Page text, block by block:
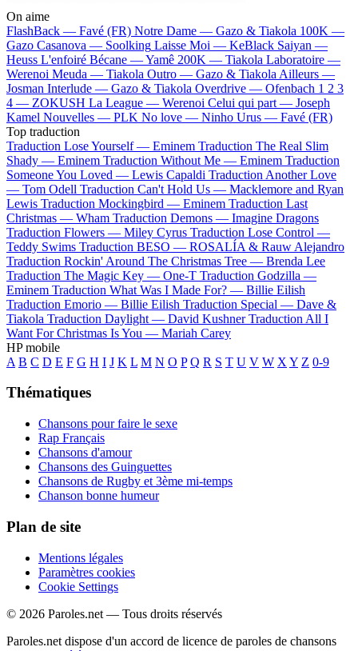
On aime
FlashBack — Favé (FR) Notre Dame — Gazo & Tiakola 100K —
Gazo Casanova — Soolking Laisse Moi — KeBlack Saiyan —
Heuss L'enfoiré Bécane —Yamê 200K — Tiakola Laboratoire —
Werenoi Meuda — Tiakola Outro — Gazo & Tiakola Ailleurs —
Josman Interlude — Gazo & Tiakola Overdrive — Ofenbach 1 2 3
4 — ZOKUSH La League — Werenoi Celui qui part — Joseph
Kamel Nouvelles — PLK No love — Ninho Urus — Favé (FR)
Top traduction
Traduction Lose Yourself — Eminem Traduction The Real Slim
Shady — Eminem Traduction Without Me — Eminem Traduction
Someone You Loved — Lewis Capaldi Traduction Another Love
— Tom Odell Traduction Can't Hold Us — Macklemore and Ryan
Lewis Traduction Mockingbird — Eminem Traduction Last
Christmas — Wham Traduction Demons — Imagine Dragons
Traduction Flowers — Miley Cyrus Traduction Lose Control —
Teddy Swims Traduction BESO — ROSALÍA & Rauw Alejandro
Traduction Rockin' Around The Christmas Tree — Brenda Lee
Traduction The Magic Key — One-T Traduction Godzilla —
Eminem Traduction What Was I Made For? — Billie Eilish
Traduction Emorio — Billie Eilish Traduction Special — Dave &
Tiakola Traduction Daylight — David Kushner Traduction All I
Want For Christmas Is You — Mariah Carey
HP mobile
A B C D E F G H I J K L M N O P Q R S T U V W X Y Z 0-9
Thématiques
Chansons pour faire le sexe
Rap Français
Chansons d'amour
Chansons des Guinguettes
Chansons de Rugby et 3ème mi-temps
Chanson bonne humeur
Plan de site
Mentions légales
Paramètres cookies
Cookie Settings
© 2026 Paroles.net — Tous droits réservés
Paroles.net dispose d'un accord de licence de paroles de chansons